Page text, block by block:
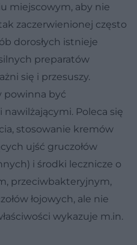
miejscowym, aby nie
zaczerwienionej często
dorosłych istnieje
preparatów
się i przesuszy.
powinna być
Poleca się
stosowanie kremów
ujść gruczołów
i środki lecznicze o
przeciwbakteryjnym,
łojowych, ale nie
wykazuje m.in.